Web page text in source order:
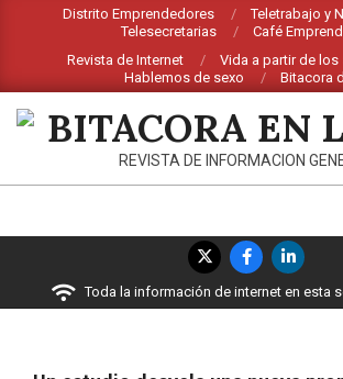
contenido
Distrito Emprendedores
Teletrabajo y
Telesecretarias
Café
Revista de Internet
Vida a partir de los
Hablemos de sexo
Bitacora
BITACORA
LA
RED
REVISTA DE INFORMACION
navegación
Toda la información de internet en esta